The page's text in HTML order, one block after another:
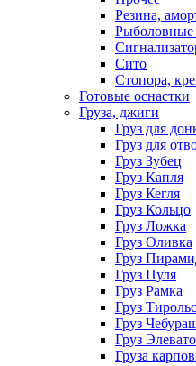
Резина,
Рыболовные
Сито
Стопора,
Готовые оснастки
Груза, джиги
Груз для
Груз для
Груз Зубец
Груз Капля
Груз Кегля
Груз Кольцо
Груз Ложка
Груз Оливка
Груз
Груз Пуля
Груз Рамка
Груз
Груз
Груз
Груза